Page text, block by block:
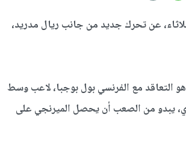
عن تحرك جديد من جانب ريال مدريد،
التعاقد مع الفرنسي بول بوجبا، لاعب وسط
يبدو من الصعب أن يحصل الميرنجي على